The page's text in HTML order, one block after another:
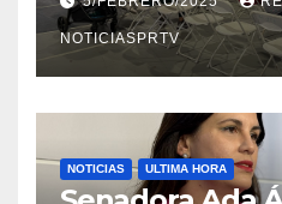
NOTICIASPRTV
NOTICIAS ULTIMA HORA